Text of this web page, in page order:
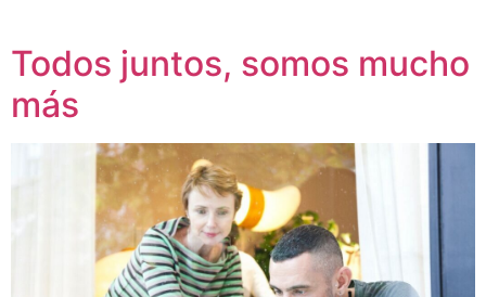
Todos juntos, somos mucho
más